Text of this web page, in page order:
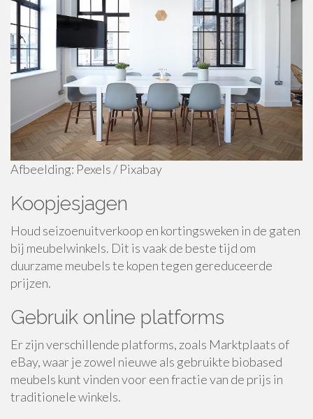
Afbeelding: Pexels / Pixabay
Koopjesjagen
Houd seizoenuitverkoop en kortingsweken in de gaten
bij meubelwinkels. Dit is vaak de beste tijd om
duurzame meubels te kopen tegen gereduceerde
prijzen.
Gebruik online platforms
Er zijn verschillende platforms, zoals Marktplaats of
eBay, waar je zowel nieuwe als gebruikte biobased
meubels kunt vinden voor een fractie van de prijs in
traditionele winkels.